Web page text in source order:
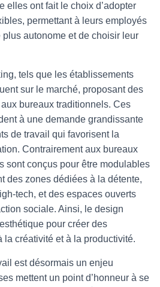
elles ont fait le choix d’adopter
permettant à leurs employés
autonome et de choisir leur
tels que les établissements
sur le marché, proposant des
bureaux traditionnels. Ces
à une demande grandissante
de travail qui favorisent la
Contrairement aux bureaux
sont conçus pour être modulables
des zones dédiées à la détente,
tech, et des espaces ouverts
sociale. Ainsi, le design
pour créer des
la créativité et à la productivité.
est désormais un enjeu
mettent un point d’honneur à se